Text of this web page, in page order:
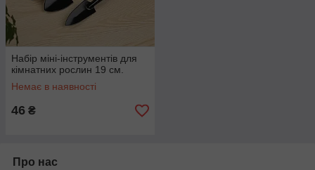
Набір міні-інструментів для
кімнатних рослин 19 см.
Немає в наявності
46 ₴
Про нас